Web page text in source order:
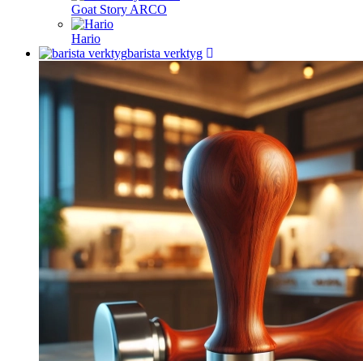
Goat Story ARCO
Hario
barista verktyg